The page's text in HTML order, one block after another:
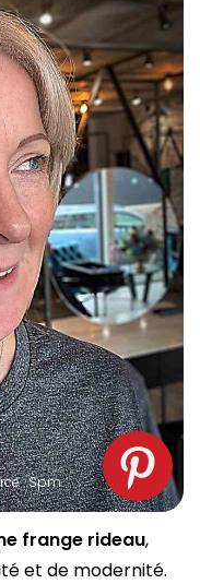
: Spm
frange rideau,
et de modernité.